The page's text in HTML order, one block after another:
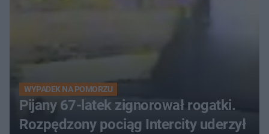
WYPADEK NA POMORZU
Pijany 67-latek zignorował rogatki.
Rozpędzony pociąg Intercity uderzył